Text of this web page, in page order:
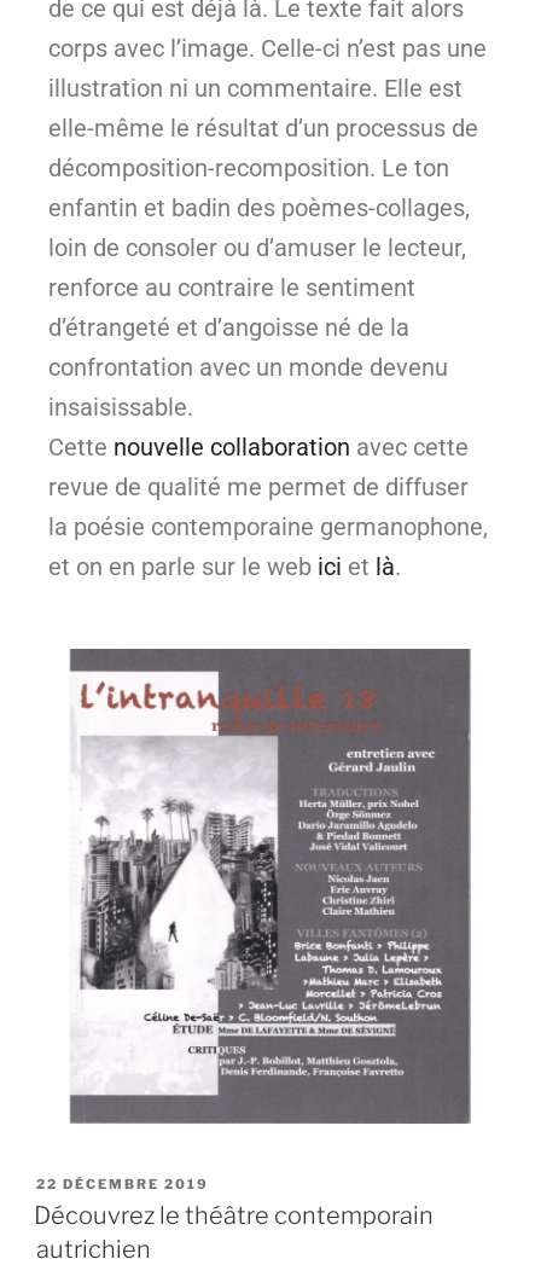
de ce qui est déjà là. Le texte fait alors
corps avec l’image. Celle-ci n’est pas une
illustration ni un commentaire. Elle est
elle-même le résultat d’un processus de
décomposition-recomposition. Le ton
enfantin et badin des poèmes-collages,
loin de consoler ou d’amuser le lecteur,
renforce au contraire le sentiment
d’étrangeté et d’angoisse né de la
confrontation avec un monde devenu
insaisissable.
Cette nouvelle collaboration avec cette
revue de qualité me permet de diffuser
la poésie contemporaine germanophone,
et on en parle sur le web ici et là.
22 DÉCEMBRE 2019
Découvrez le théâtre contemporain
autrichien